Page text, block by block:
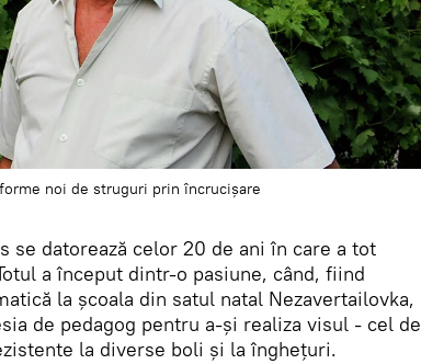
noi de struguri prin încrucișare
se datorează celor 20 de ani în care a tot
a început dintr-o pasiune, când, fiind
la școala din satul natal Nezavertailovka,
de pedagog pentru a-și realiza visul - cel de
la diverse boli și la înghețuri.